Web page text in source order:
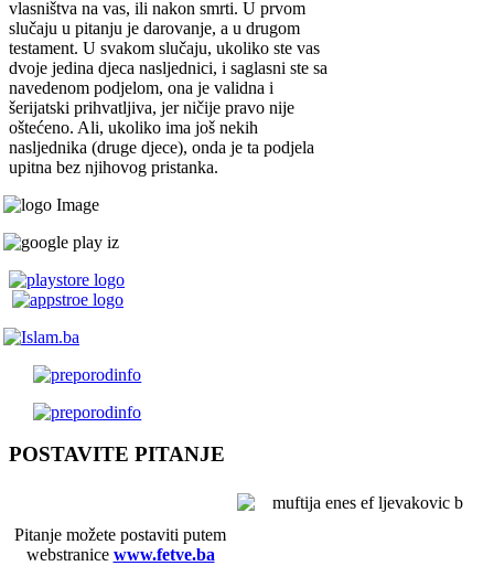
vlasništva na vas, ili nakon smrti. U prvom
slučaju u pitanju je darovanje, a u drugom
testament. U svakom slučaju, ukoliko ste vas
dvoje jedina djeca nasljednici, i saglasni ste sa
navedenom podjelom, ona je validna i
šerijatski prihvatljiva, jer ničije pravo nije
oštećeno. Ali, ukoliko ima još nekih
nasljednika (druge djece), onda je ta podjela
upitna bez njihovog pristanka.
POSTAVITE PITANJE
Pitanje možete postaviti putem
webstranice www.fetve.ba